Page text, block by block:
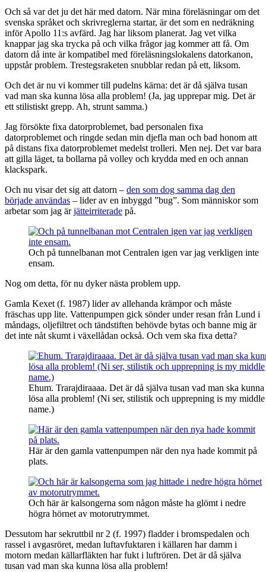
Och så var det ju det här med datorn. När mina föreläsningar om det
svenska språket och skrivreglerna startar, är det som en nedräkning
inför Apollo 11:s avfärd. Jag har liksom planerat. Jag vet vilka
knappar jag ska trycka på och vilka frågor jag kommer att få. Om
datorn då inte är kompatibel med föreläsningslokalens datorkanon,
uppstår problem. Trestegsraketen snubblar redan på ett, liksom.
Och det är nu vi kommer till pudelns kärna: det är då själva tusan
vad man ska kunna lösa alla problem! (Ja, jag upprepar mig. Det är
ett stilistiskt grepp. Ah, strunt samma.)
Jag försökte fixa datorproblemet, bad personalen fixa
datorproblemet och ringde sedan min djefla man och bad honom att
på distans fixa datorproblemet medelst trolleri. Men nej. Det var bara
att gilla läget, ta bollarna på volley och krydda med en och annan
klackspark.
Och nu visar det sig att datorn – den som dog samma dag den
började användas – lider av en inbyggd ”bug”. Som människor som
arbetar som jag ärjätteirriterade på.
Och på tunnelbanan mot Centralen igen var jag verkligen inte
ensam.
Nog om detta, för nu dyker nästa problem upp.
Gamla Kexet (f. 1987) lider av allehanda krämpor och måste
fräschas upp lite. Vattenpumpen gick sönder under resan från Lund i
måndags, oljefiltret och tändstiften behövde bytas och banne mig är
det inte nåt skumt i växellådan också. Och vem ska fixa detta?
Ehum. Trarajdiraaaa. Det är då själva tusan vad man ska kunna
lösa alla problem! (Ni ser, stilistik och upprepning is my middle
name.)
Här är den gamla vattenpumpen när den nya hade kommit på
plats.
Och här är kalsongerna som någon måste ha glömt i nedre
högra hörnet av motorutrymmet.
Dessutom har sekruttbil nr 2 (f. 1997) fladder i bromspedalen och
rassel i avgasröret, medan luftavfuktaren i källaren har damm i
motorn medan källarfläkten har fukt i luftrören. Det är då själva
tusan vad man ska kunna lösa alla problem!